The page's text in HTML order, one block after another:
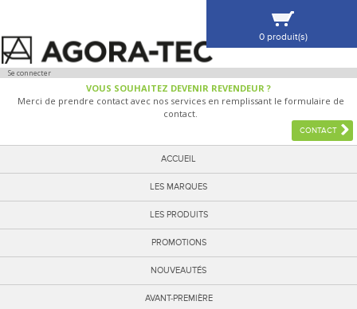
Se connecter
VOUS SOUHAITEZ DEVENIR REVENDEUR ?
Merci de prendre contact avec nos services en remplissant le formulaire de
contact.
CONTACT
ACCUEIL
LES MARQUES
LES PRODUITS
PROMOTIONS
NOUVEAUTÉS
AVANT-PREMIÈRE
0 produit(s)
VOIR MA SÉLECTION